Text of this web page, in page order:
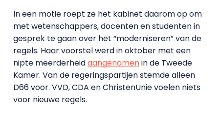
In een motie roept ze het kabinet daarom op om
met wetenschappers, docenten en studenten in
gesprek te gaan over het “moderniseren” van de
regels. Haar voorstel werd in oktober met een
nipte meerderheidaangenomenin de Tweede
Kamer. Van de regeringspartijen stemde alleen
D66 voor. VVD, CDA en ChristenUnie voelen niets
voor nieuwe regels.